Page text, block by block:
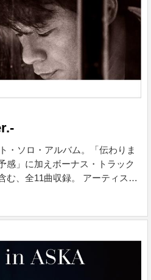
・ソロ・アルバム。「伝わりま
感」に加えボーナス・トラック
む、全11曲収録。 アーティスト
税込 各曲 ¥ 280 税込 ※ご購入
みください。 SCENE - Remix
ードする サブスクリプションは
...